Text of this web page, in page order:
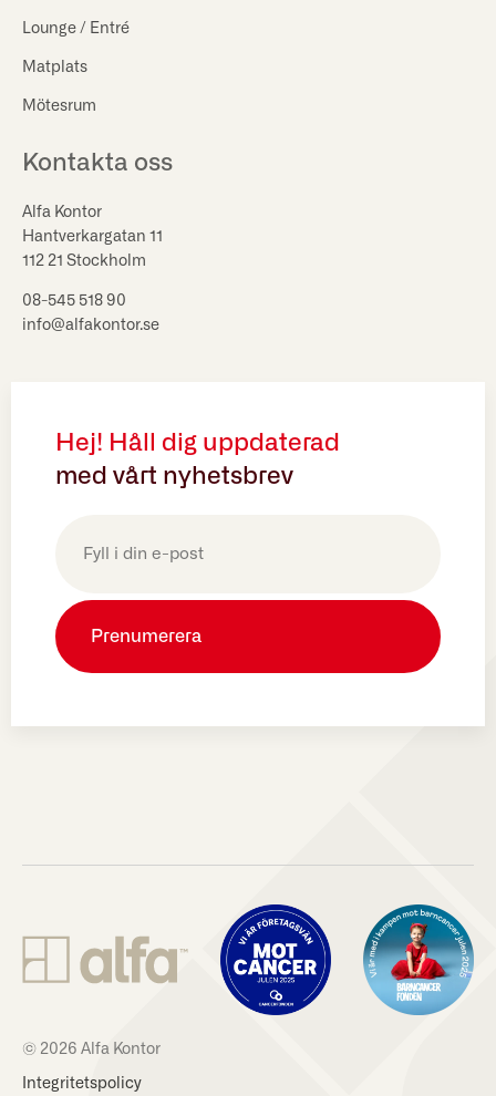
Lounge / Entré
Matplats
Mötesrum
Kontakta oss
Alfa Kontor
Hantverkargatan 11
112 21 Stockholm
08-545 518 90
info@alfakontor.se
Hej! Håll dig uppdaterad
med vårt nyhetsbrev
(Obligatoriskt)
© 2026 Alfa Kontor
Integritetspolicy